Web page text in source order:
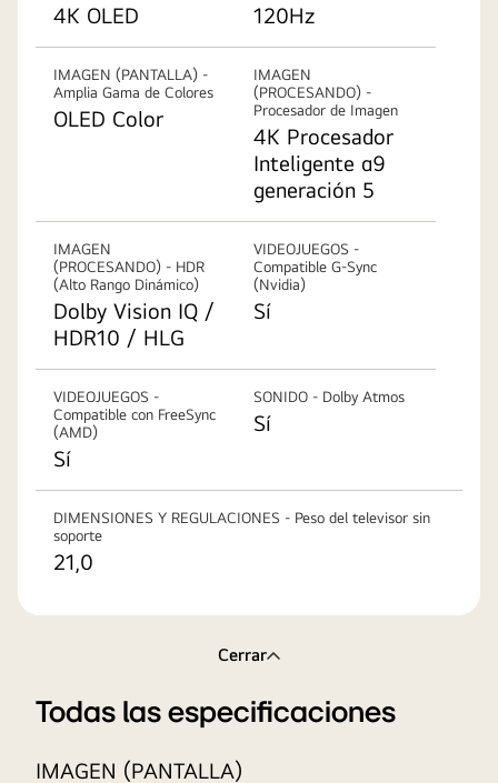
4K OLED 120Hz
IMAGEN (PANTALLA) -
Amplia Gama de Colores
OLED Color
IMAGEN
(PROCESANDO) -
Procesador de Imagen
4K Procesador
Inteligente α9
generación 5
IMAGEN
(PROCESANDO) - HDR
(Alto Rango Dinámico)
Dolby Vision IQ /
HDR10 / HLG
VIDEOJUEGOS -
Compatible G-Sync
(Nvidia)
Sí
VIDEOJUEGOS -
Compatible con FreeSync
(AMD)
Sí
SONIDO - Dolby Atmos
Sí
DIMENSIONES Y REGULACIONES - Peso del televisor sin
soporte
21,0
Cerrar
Todas las especificaciones
IMAGEN (PANTALLA)